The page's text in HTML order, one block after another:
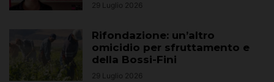
29 Luglio 2026
Rifondazione: un’altro
omicidio per sfruttamento e
della Bossi-Fini
29 Luglio 2026